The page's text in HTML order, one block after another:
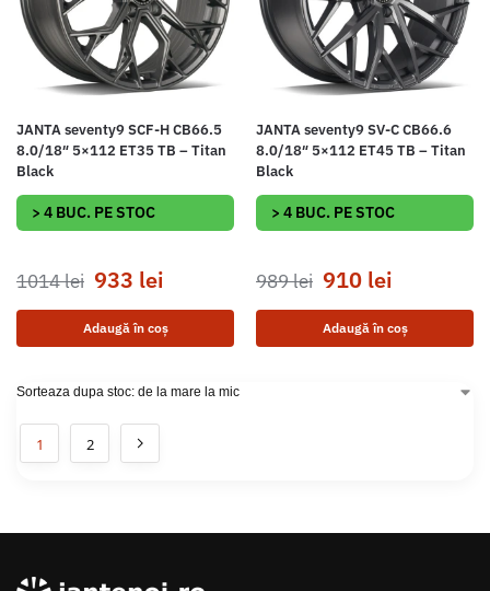
JANTA seventy9 SCF-H CB66.5
8.0/18″ 5×112 ET35 TB – Titan
Black
> 4 BUC. PE STOC
1014lei 933 lei
Adaugă în coș
JANTA seventy9 SV-C CB66.6
8.0/18″ 5×112 ET45 TB – Titan
Black
> 4 BUC. PE STOC
989lei 910 lei
Adaugă în coș
1 2